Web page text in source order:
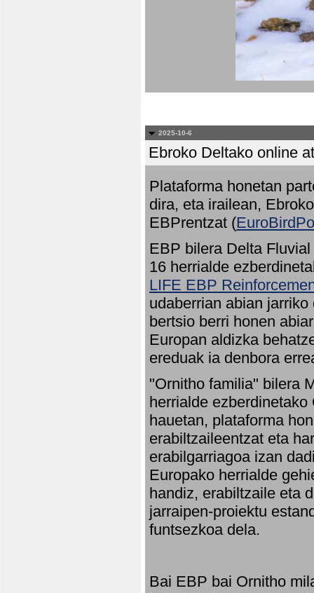
2025-10-6
Ebroko Deltako online
Plataforma honetan
dira, eta irailean,
EBPrentzat (
EBP bilera Delta
16 herrialde
LIFE EBP
udaberrian abian
bertsio berri honen
Europan aldizka
ereduak ia denbora
"Ornitho familia" bilera
herrialde
hauetan, plataforma
erabiltzaileentzat eta
erabilgarriagoa izan
Europako herrialde
handiz, erabiltzaile eta
jarraipen-proiektu
funtsezkoa dela.
Bai EBP bai Ornitho